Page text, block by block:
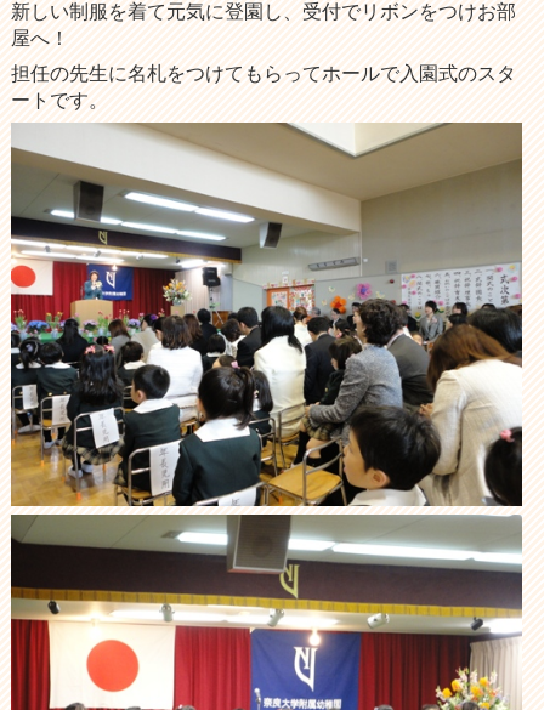
新しい制服を着て元気に登園し、受付でリボンをつけお部
屋へ！
担任の先生に名札をつけてもらってホールで入園式のスタ
ートです。